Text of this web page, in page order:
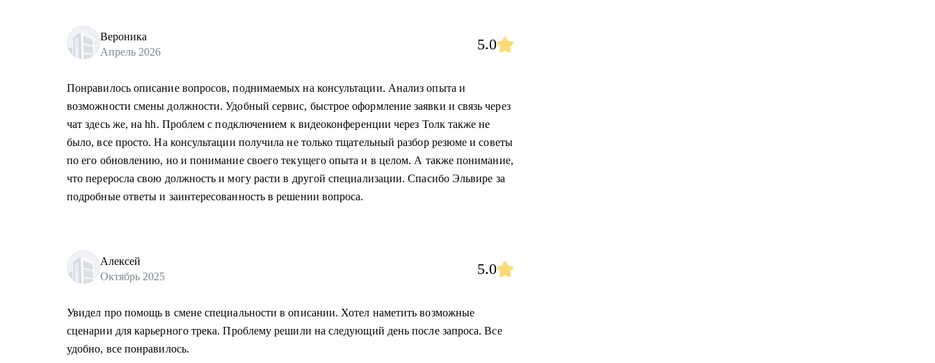
Вероника
Апрель 2026
5.0
Понравилось описание вопросов, поднимаемых на консультации. Анализ опыта и
возможности смены должности. Удобный сервис, быстрое оформление заявки и связь через
чат здесь же, на hh. Проблем с подключением к видеоконференции через Толк также не
было, все просто. На консультации получила не только тщательный разбор резюме и советы
по его обновлению, но и понимание своего текущего опыта и в целом. А также понимание,
что переросла свою должность и могу расти в другой специализации. Спасибо Эльвире за
подробные ответы и заинтересованность в решении вопроса.
Алексей
Октябрь 2025
5.0
Увидел про помощь в смене специальности в описании. Хотел наметить возможные
сценарии для карьерного трека. Проблему решили на следующий день после запроса. Все
удобно, все понравилось.